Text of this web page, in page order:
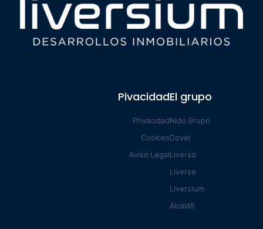
Pivacidad
Privacidad
Cookies
Aviso Legal
El grupo
Nido Grupo
Dovel
Liverso
Liverse
Liversium
Alcalá5